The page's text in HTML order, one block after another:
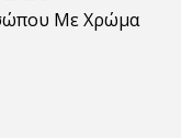
Με Χρώμα